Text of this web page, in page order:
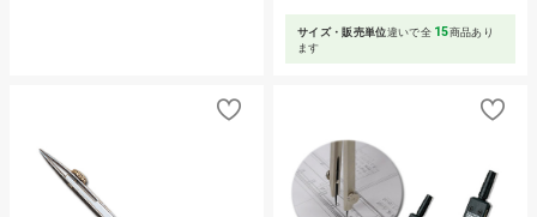
サイズ・販売単位違いで全 15商品あり
ます